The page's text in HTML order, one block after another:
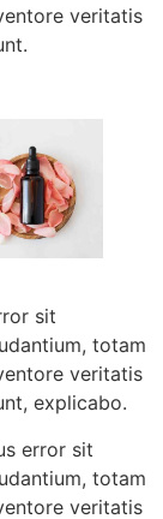
veritatis
sit
totam
veritatis
explicabo.
error sit
totam
veritatis